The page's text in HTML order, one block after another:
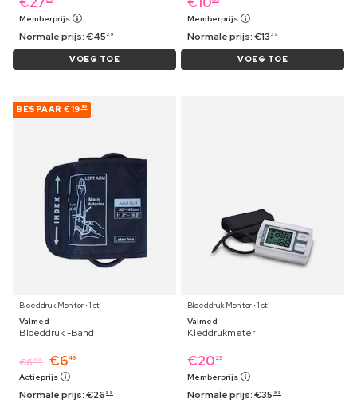
Memberprijs
Normale prijs:€45 29
VOEG TOE
Memberprijs
Normale prijs:€13 39
VOEG TOE
BESPAAR €19 80
Bloeddruk Monitor ⋅ 1 st
Valmed
Bloeddruk -Band
€6 69 €649
Actieprijs
Normale prijs:€26 29
Bloeddruk Monitor ⋅ 1 st
Valmed
Kleddrukmeter
€20 29
Memberprijs
Normale prijs:€35 99